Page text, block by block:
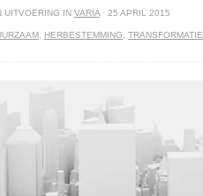
UITVOERING IN VARIA · 25 APRIL 2015
HERBESTEMMING TRANSFORMATIE